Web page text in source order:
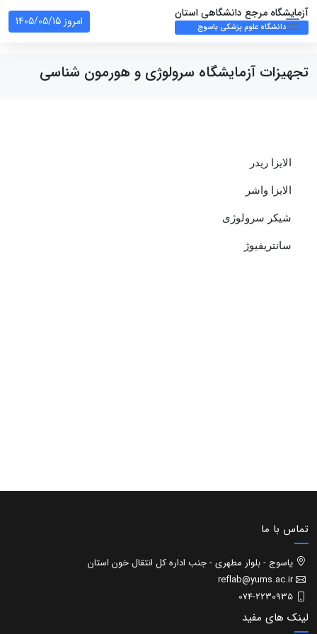
آزمایشگاه مرجع دانشگاهی استان
دانشگاه علوم پزشکی یاسوج امروز 1405/05/15
تجهیزات آزمایشگاه سرولوژی و هورمون شناسی
الایزا ریدر
الایزا واشر
شیکر سرولوژی
سانتریفیوژ
تماس با ما
یاسوج - بلوار مطهری - جنب اداره کل انتقال خون استان
reflab@yums.ac.ir
074-2230935
لینک های مفید